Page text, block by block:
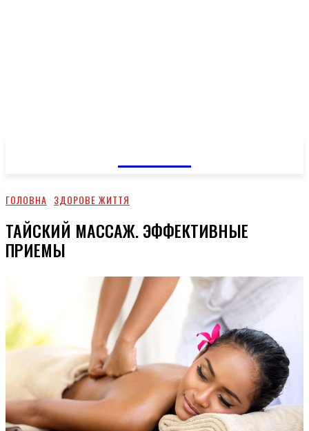
ГОЛОВНА ЗДОРОВЕ ЖИТТЯ
ТАЙСКИЙ МАССАЖ. ЭФФЕКТИВНЫЕ
ПРИЕМЫ